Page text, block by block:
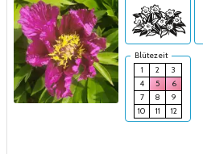
Blütezeit
1
2
3
4
5
6
7
8
9
10
11 12